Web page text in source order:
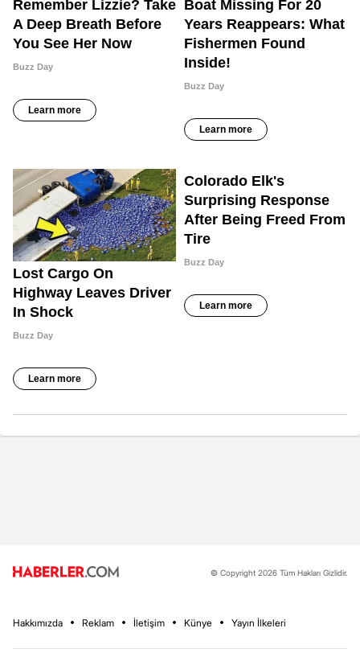
© Copyright 2026 Tüm Hakları Gizlidir.
Hakkımızda Reklam İletişim Künye Yayın İlkeleri